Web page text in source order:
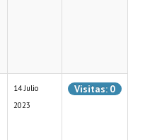
14 Julio
2023
Visitas: 0